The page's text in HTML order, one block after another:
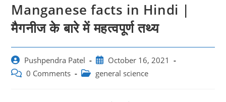
Manganese facts in Hindi |
मैगनीज के बारे में महत्‍वपूर्ण तथ्‍य
Post
author:
Pushpendra Patel
Post
published:
October 16, 2021
Post 0 Comments
Post general science